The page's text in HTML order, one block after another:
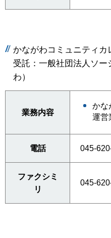
かながわコミュニティ
受託：一般社団法人ソ
わ）
業務内容
かな
運営
電話 045-
ファクシミ
リ
045-